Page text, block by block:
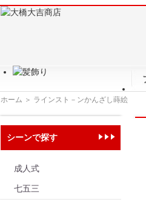
ホーム ＞ ラインスト－ンかんざし蒔絵
シーンで探す
成人式
七五三